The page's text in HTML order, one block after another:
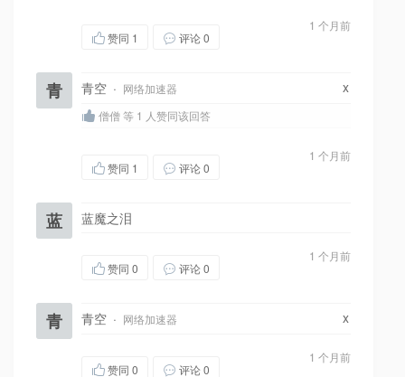
1 个月前
赞同 1 评论 0
青 青空 · 网络加速器 x
僧僧 等 1 人赞同该回答
1 个月前
赞同 1 评论 0
蓝 蓝魔之泪
1 个月前
赞同 0 评论 0
青 青空 · 网络加速器 x
1 个月前
赞同 0 评论 0